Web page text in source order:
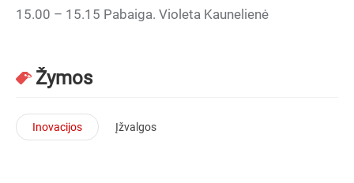
15.00 – 15.15 Pabaiga. Violeta Kaunelienė
Žymos
Inovacijos Įžvalgos